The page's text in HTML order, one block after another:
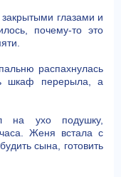
глазами и
почему-то это
распахнулась
шкаф перерыла, а
на ухо подушку,
Женя встала с
сына, готовить